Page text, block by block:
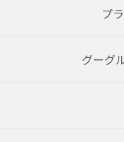
プ
グーグ